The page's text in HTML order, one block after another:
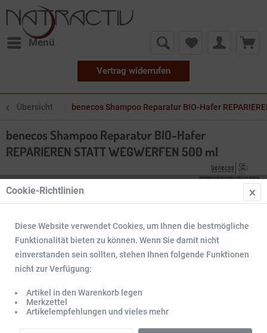
Menü
Vertrag widerrufen
Übersicht benecos Shampoo Reparatur BIO-Hafer
benecos Shampoo Reparatur BIO-Hafer
REPARIEREN STATT WEGWERFEN 500 ml
Cookie-Richtlinien
Diese Website verwendet Cookies, um Ihnen die bestmögliche
Funktionalität bieten zu können. Wenn Sie damit nicht
einverstanden sein sollten, stehen Ihnen folgende Funktionen
nicht zur Verfügung:
Artikel in den Warenkorb legen
Merkzettel
Artikelempfehlungen und vieles mehr